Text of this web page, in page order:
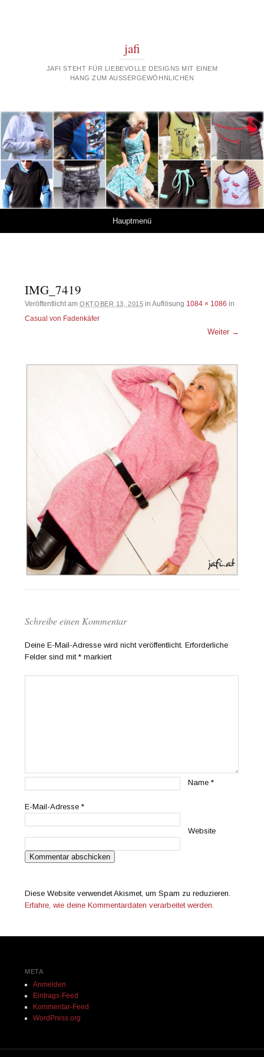
jafi
JAFI STEHT FÜR LIEBEVOLLE DESIGNS MIT EINEM
HANG ZUM AUSSERGEWÖHNLICHEN
Hauptmenü
IMG_7419
Veröffentlicht amOKTOBER 13, 2015 in Auflösung 1084 × 1086 in
Casual von Fadenkäfer
Weiter →
Schreibe einen Kommentar
Deine E-Mail-Adresse wird nicht veröffentlicht. Erforderliche
Felder sind mit* markiert
Name*
E-Mail-Adresse*
Website
Diese Website verwendet Akismet, um Spam zu reduzieren.
Erfahre, wie deine Kommentardaten verarbeitet werden.
META
Anmelden
Eintrags-Feed
Kommentar-Feed
WordPress.org